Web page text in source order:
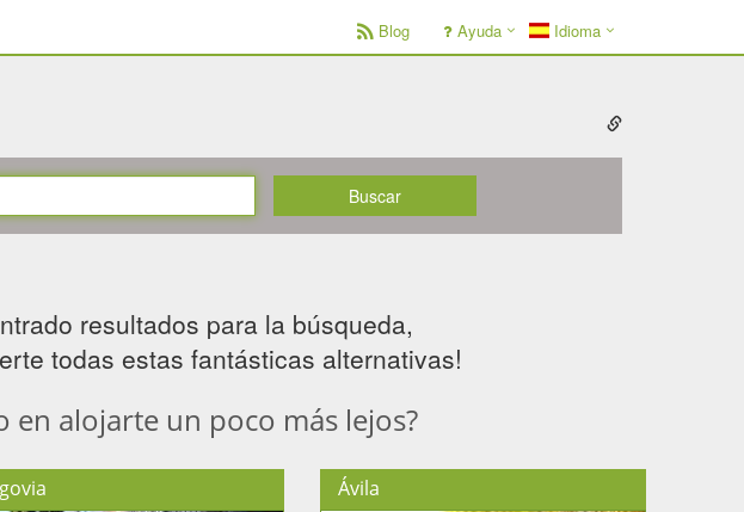
Blog Ayuda Idioma
Buscar
resultados para la búsqueda,
todas estas fantásticas alternativas!
en alojarte un poco más lejos?
Ávila